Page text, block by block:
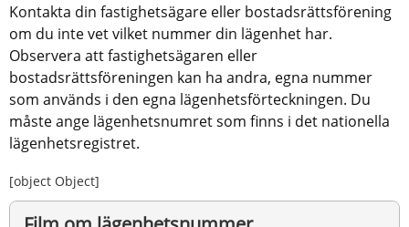
Kontakta din fastighetsägare eller bostadsrättsförening
om du inte vet vilket nummer din lägenhet har.
Observera att fastighetsägaren eller
bostadsrättsföreningen kan ha andra, egna nummer
som används i den egna lägenhetsförteckningen. Du
måste ange lägenhetsnumret som finns i det nationella
lägenhetsregistret.
[object Object]